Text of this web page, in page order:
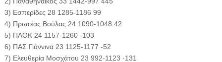
3) Εσπερίδες 28 1285-1186 99
4) Πρωτέας Βούλας 24 1090-1048 42
5) ΠΑΟΚ 24 1157-1260 -103
6) ΠΑΣ Γιάννινα 23 1125-1177 -52
7) Ελευθερία Μοσχάτου 23 992-1123 -131